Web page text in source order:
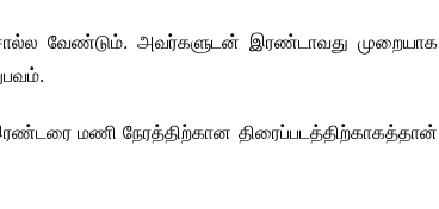
வேண்டும். அவர்களுடன் இரண்டாவது முறையாக
மணி நேரத்திற்கான திரைப்படத்திற்காகத்தான்